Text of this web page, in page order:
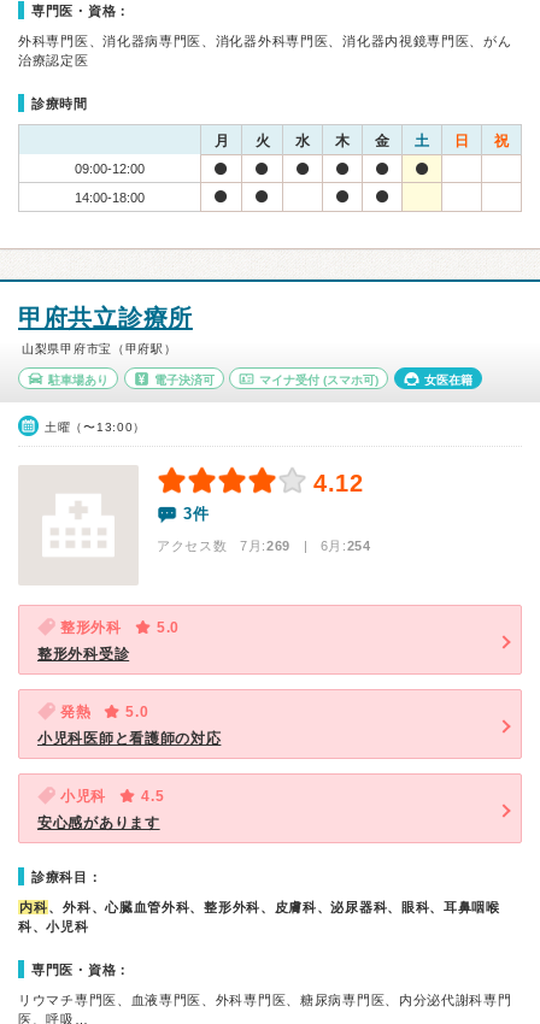
専門医・資格：
外科専門医、消化器病専門医、消化器外科専門医、消化器内視鏡専門医、がん
治療認定医
診療時間
月 火 水 木 金 土 日 祝
09:00-12:00
14:00-18:00
甲府共立診療所
山梨県甲府市宝（甲府駅）
駐車場あり 電子決済可 マイナ受付 (スマホ可) 女医在籍
土曜（〜13:00）
4.12
3件
アクセス数 7月:269 | 6月:254
整形外科
5.0
整形外科受診
発熱
5.0
小児科医師と看護師の対応
小児科
4.5
安心感があります
診療科目：
内科、外科、心臓血管外科、整形外科、皮膚科、泌尿器科、眼科、耳鼻咽喉
科、小児科
専門医・資格：
リウマチ専門医、血液専門医、外科専門医、糖尿病専門医、内分泌代謝科専門
医、呼吸…